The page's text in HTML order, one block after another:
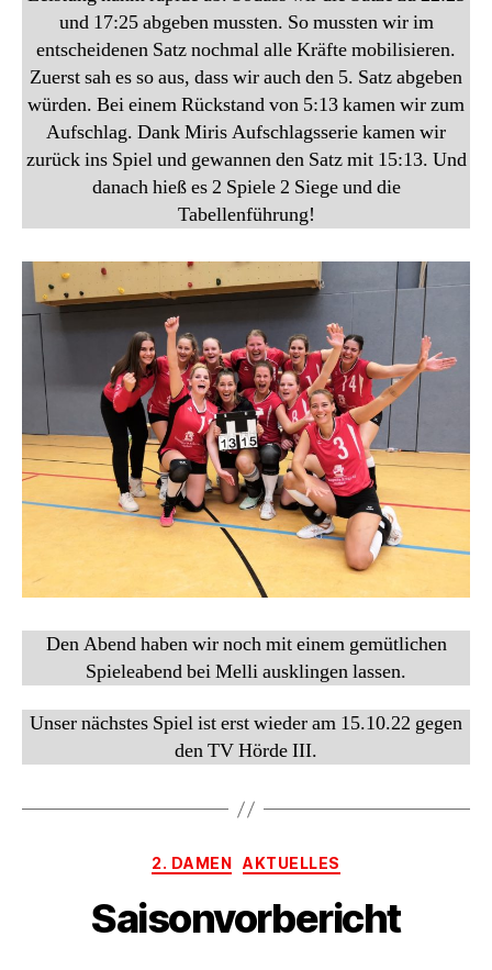
und 17:25 abgeben mussten. So mussten wir im
entscheidenen Satz nochmal alle Kräfte mobilisieren.
Zuerst sah es so aus, dass wir auch den 5. Satz abgeben
würden. Bei einem Rückstand von 5:13 kamen wir zum
Aufschlag. Dank Miris Aufschlagsserie kamen wir
zurück ins Spiel und gewannen den Satz mit 15:13. Und
danach hieß es 2 Spiele 2 Siege und die
Tabellenführung!
Den Abend haben wir noch mit einem gemütlichen
Spieleabend bei Melli ausklingen lassen.
Unser nächstes Spiel ist erst wieder am 15.10.22 gegen
den TV Hörde III.
Kategorien
2. DAMEN AKTUELLES
Saisonvorbericht